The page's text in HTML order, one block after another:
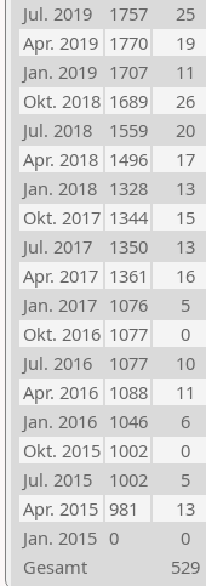
Jul. 2019
1757 25
Apr. 2019 1770 19
Jan. 2019 1707 11
Okt. 2018 1689 26
Jul. 2018
1559 20
Apr. 2018 1496 17
Jan. 2018 1328 13
Okt. 2017 1344 15
Jul. 2017
1350 13
Apr. 2017 1361 16
Jan. 2017 1076 5
Okt. 2016 1077 0
Jul. 2016
1077 10
Apr. 2016 1088 11
Jan. 2016 1046 6
Okt. 2015 1002 0
Jul. 2015
1002 5
Apr. 2015 981 13
Jan. 2015 0 0
Gesamt
529